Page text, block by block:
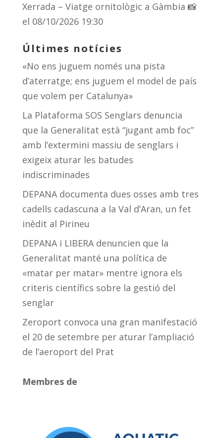
Xerrada – Viatge ornitològic a Gàmbia 📸
el 08/10/2026 19:30
Últimes notícies
«No ens juguem només una pista
d’aterratge; ens juguem el model de país
que volem per Catalunya»
La Plataforma SOS Senglars denuncia
que la Generalitat està “jugant amb foc”
amb l’extermini massiu de senglars i
exigeix aturar les batudes
indiscriminades
DEPANA documenta dues osses amb tres
cadells cadascuna a la Val d’Aran, un fet
inèdit al Pirineu
DEPANA i LIBERA denuncien que la
Generalitat manté una política de
«matar per matar» mentre ignora els
criteris científics sobre la gestió del
senglar
Zeroport convoca una gran manifestació
el 20 de setembre per aturar l’ampliació
de l’aeroport del Prat
Membres de